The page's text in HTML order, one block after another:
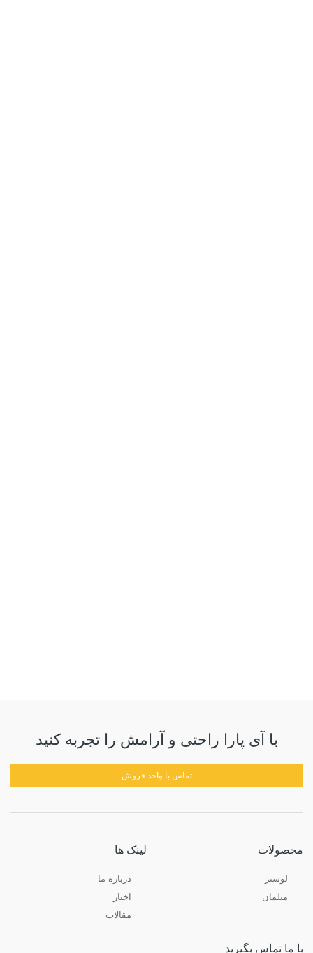
با آی پارا راحتی و آرامش را تجربه کنید
تماس با واحد فروش
محصولات
لوستر
مبلمان
لینک ها
درباره ما
اخبار
مقالات
با ما تماس بگیرید